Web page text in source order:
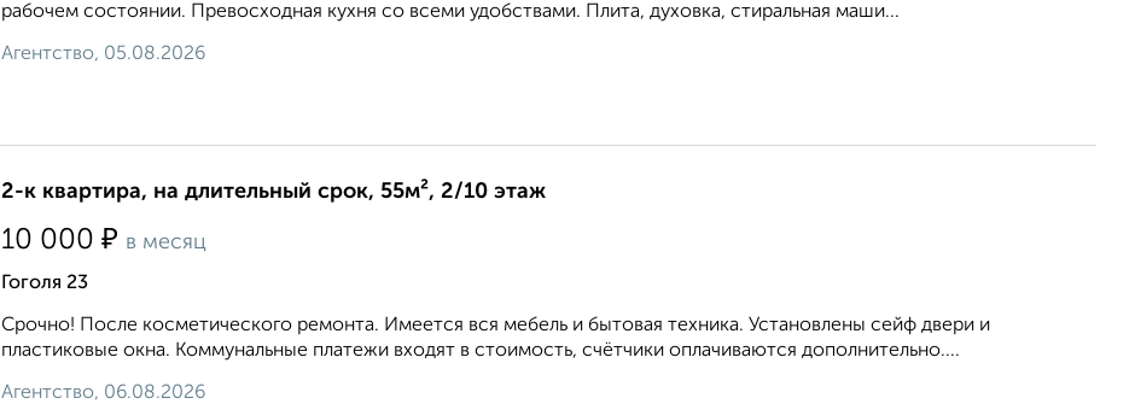
рабочем состоянии. Превосходная кухня со всеми удобствами. Плита, духовка, стиральная маши...
Агентство, 05.08.2026
2-к квартира, на длительный срок, 55м², 2/10 этаж
10 000 ₽ в месяц
Гоголя 23
Срочно! После косметического ремонта. Имеется вся мебель и бытовая техника. Установлены сейф двери и
пластиковые окна. Коммунальные платежи входят в стоимость, счётчики оплачиваются дополнительно....
Агентство, 06.08.2026